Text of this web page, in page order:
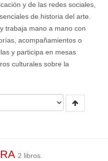
y de las redes sociales,
de historia del arte.
trabaja mano a mano con
acompañamientos o
y participa en mesas
culturales sobre la
2 libros.